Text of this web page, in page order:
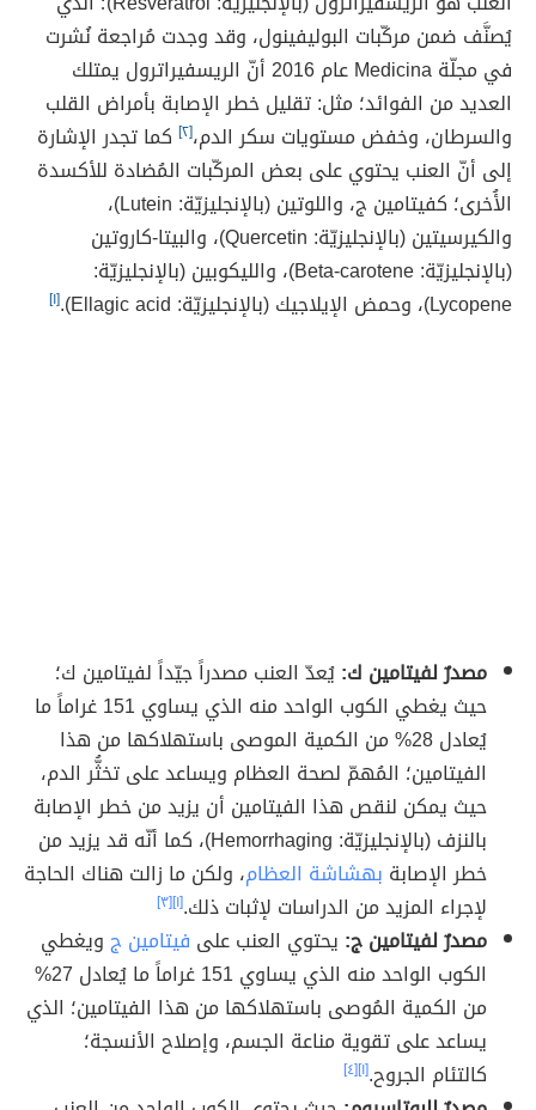
يُصنَّف ضمن مركّبات البوليفينول، وقد وجدت مُراجعة نُشرت
في مجلّة Medicina عام 2016 أنّ الريسفيراترول يمتلك
العديد من الفوائد؛ مثل: تقليل خطر الإصابة بأمراض القلب
والسرطان، وخفض مستويات سكر الدم،[٢]
كما تجدر الإشارة
إلى أنّ العنب يحتوي على بعض المركّبات المُضادة للأكسدة
الأُخرى؛ كفيتامين ج، واللوتين (بالإنجليزيّة: Lutein)،
والكيرسيتين (بالإنجليزيّة: Quercetin)، والبيتا-كاروتين
(بالإنجليزيّة: Beta-carotene)، والليكوبين (بالإنجليزيّة:
Lycopene)، وحمض الإيلاجيك (بالإنجليزيّة: Ellagic acid).
[١]
مصدرٌ لفيتامين ك:يُعدّ العنب مصدراً جيّداً لفيتامين ك؛
حيث يغطي الكوب الواحد منه الذي يساوي 151 غراماً ما
يُعادل 28% من الكمية الموصى باستهلاكها من هذا
الفيتامين؛ المُهمّ لصحة العظام ويساعد على تخثُّر الدم،
حيث يمكن لنقص هذا الفيتامين أن يزيد من خطر الإصابة
بالنزف (بالإنجليزيّة: Hemorrhaging)، كما أنّه قد يزيد من
خطر الإصابة بهشاشة العظام، ولكن ما زالت هناك الحاجة
لإجراء المزيد من الدراسات لإثبات ذلك.[١] [٣]
مصدرٌ لفيتامين ج: يحتوي العنب على فيتامين جويغطي
الكوب الواحد منه الذي يساوي 151 غراماً ما يُعادل 27%
من الكمية المُوصى باستهلاكها من هذا الفيتامين؛ الذي
يساعد على تقوية مناعة الجسم، وإصلاح الأنسجة؛
كالتئام الجروح.[١] [٤]